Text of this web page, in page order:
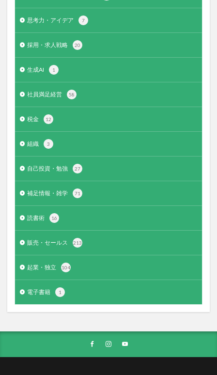
思考力・アイデア 7
採用・求人戦略 20
生成AI 1
社員満足経営 58
税金 12
組織 3
自己投資・勉強 27
補足情報・雑学 71
読書術 16
販売・セールス 213
起業・独立 104
電子書籍 1